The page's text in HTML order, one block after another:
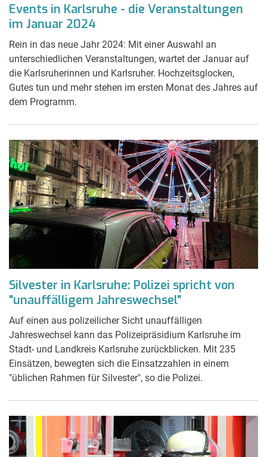
Events in Karlsruhe - die Veranstaltungen
im Januar 2024
Rein in das neue Jahr 2024: Mit einer Auswahl an
unterschiedlichen Veranstaltungen, wartet der Januar auf
die Karlsruherinnen und Karlsruher. Hochzeitsglocken,
Gutes tun und mehr stehen im ersten Monat des Jahres auf
dem Programm.
Silvester in Karlsruhe: Polizei spricht von
"unauffälligem Jahreswechsel"
Auf einen aus polizeilicher Sicht unauffälligen
Jahreswechsel kann das Polizeipräsidium Karlsruhe im
Stadt- und Landkreis Karlsruhe zurückblicken. Mit 235
Einsätzen, bewegten sich die Einsatzzahlen in einem
"üblichen Rahmen für Silvester", so die Polizei.